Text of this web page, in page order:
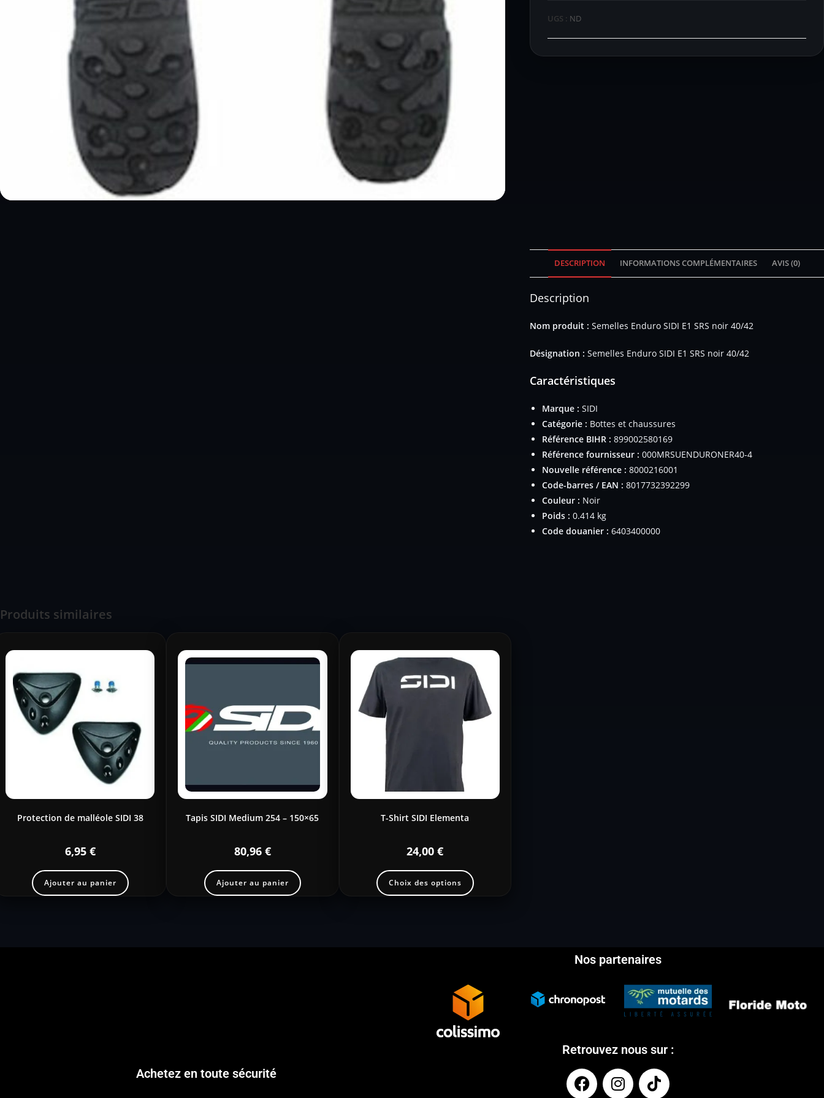
UGS : ND
DESCRIPTION INFORMATIONS COMPLÉMENTAIRES AVIS (0)
Description
Nom produit : Semelles Enduro SIDI E1 SRS noir 40/42
Désignation : Semelles Enduro SIDI E1 SRS noir 40/42
Caractéristiques
Marque : SIDI
Catégorie : Bottes et chaussures
Référence BIHR : 899002580169
Référence fournisseur : 000MRSUENDURONER40-4
Nouvelle référence : 8000216001
Code-barres / EAN : 8017732392299
Couleur : Noir
Poids : 0.414 kg
Code douanier : 6403400000
Produits similaires
Protection de malléole SIDI 38
6,95 €
Ajouter au panier
Tapis SIDI Medium 254 – 150×65
80,96 €
Ajouter au panier
T-Shirt SIDI Elementa
24,00€
Choix des options
Achetez en toute sécurité
Nos partenaires
Retrouvez nous sur :